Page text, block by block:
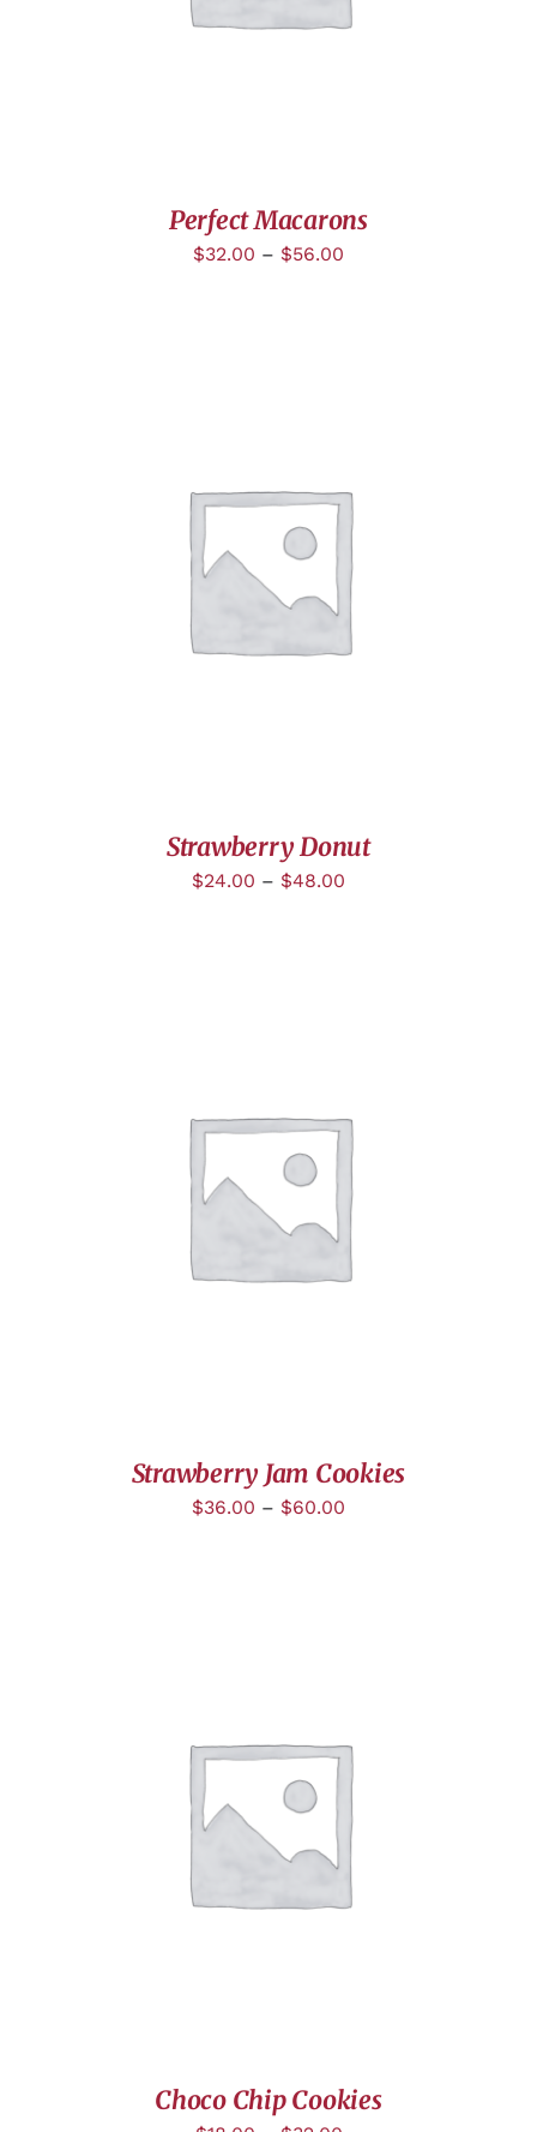
Perfect Macarons
$32.00 – $56.00
DÉTAILS
Strawberry Donut
$24.00 – $48.00
DÉTAILS
Strawberry Jam Cookies
$36.00 – $60.00
DÉTAILS
Choco Chip Cookies